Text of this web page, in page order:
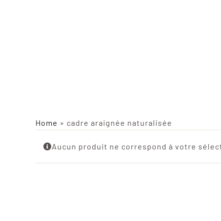
Home » cadre araignée naturalisée
Aucun produit ne correspond à votre